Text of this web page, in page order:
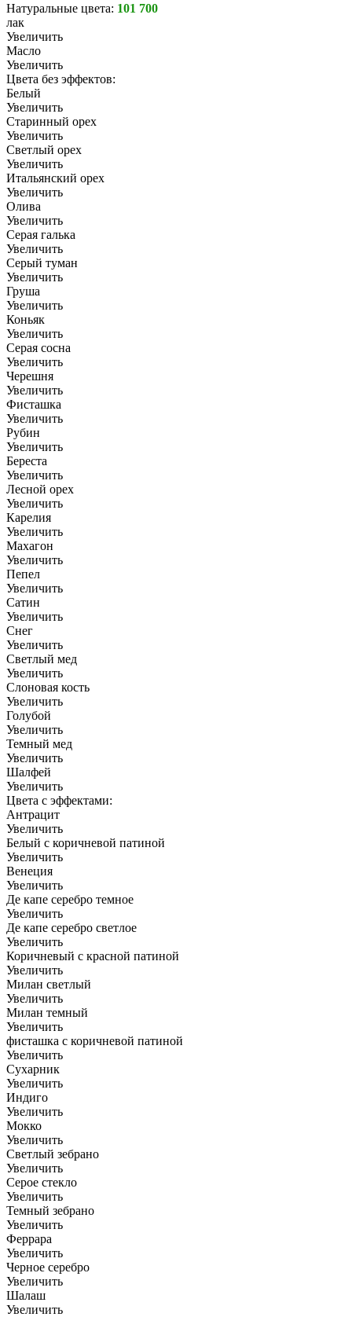
Натуральные цвета: 101 700
лак
Увеличить
Масло
Увеличить
Цвета без эффектов:
Белый
Увеличить
Старинный орех
Увеличить
Светлый орех
Увеличить
Итальянский орех
Увеличить
Олива
Увеличить
Серая галька
Увеличить
Серый туман
Увеличить
Груша
Увеличить
Коньяк
Увеличить
Серая сосна
Увеличить
Черешня
Увеличить
Фисташка
Увеличить
Рубин
Увеличить
Береста
Увеличить
Лесной орех
Увеличить
Карелия
Увеличить
Махагон
Увеличить
Пепел
Увеличить
Сатин
Увеличить
Снег
Увеличить
Светлый мед
Увеличить
Слоновая кость
Увеличить
Голубой
Увеличить
Темный мед
Увеличить
Шалфей
Увеличить
Цвета с эффектами:
Антрацит
Увеличить
Белый с коричневой патиной
Увеличить
Венеция
Увеличить
Де капе серебро темное
Увеличить
Де капе серебро светлое
Увеличить
Коричневый с красной патиной
Увеличить
Милан светлый
Увеличить
Милан темный
Увеличить
фисташка с коричневой патиной
Увеличить
Сухарник
Увеличить
Индиго
Увеличить
Мокко
Увеличить
Светлый зебрано
Увеличить
Серое стекло
Увеличить
Темный зебрано
Увеличить
Феррара
Увеличить
Черное серебро
Увеличить
Шалаш
Увеличить